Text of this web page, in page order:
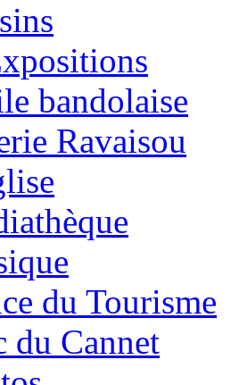
bandolaise
Ravaisou
du Tourisme
du Cannet